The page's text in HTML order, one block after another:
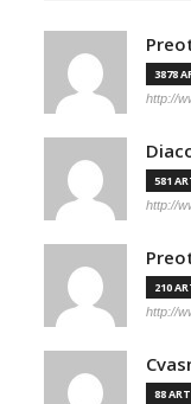
3878
http://
581
http://
210
http://
88